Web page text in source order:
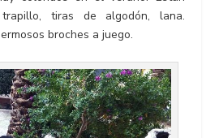
trapillo, tiras de algodón, lana.
broches a juego.